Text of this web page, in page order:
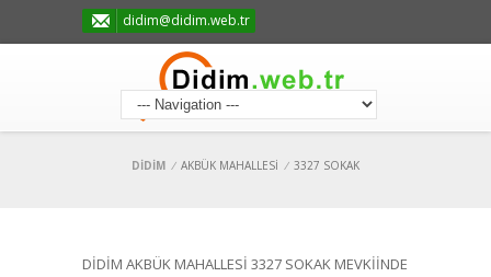
didim@didim.web.tr
DİDİM / AKBÜK MAHALLESİ / 3327 SOKAK
DİDİM AKBÜK MAHALLESİ 3327 SOKAK MEVKİİNDE